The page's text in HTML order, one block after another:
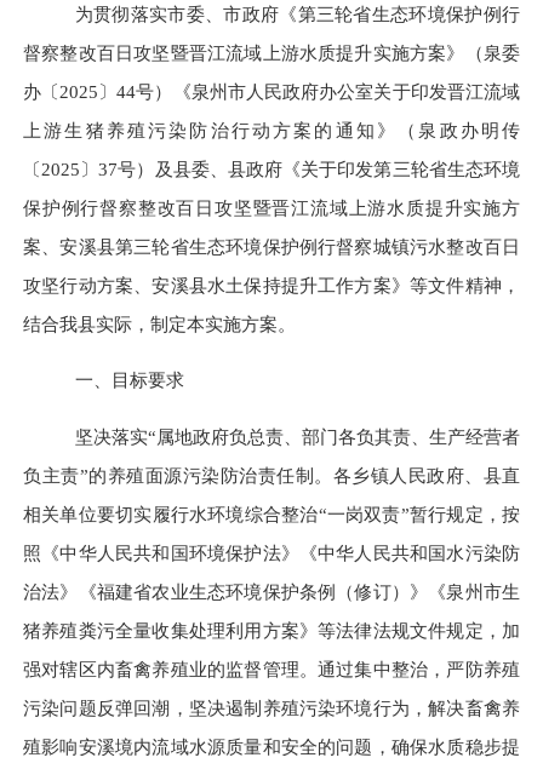
为贯彻落实市委、市政府 《第三轮省生态环境保护例行
督察整改百日攻坚暨晋江流域上游水质提升实施方案》（泉委
办〔2025〕44号）
《泉州市人民政府办公室关于印发晋江流域
上游生猪养殖污染防治行动方案的通知》
（泉 政办明传
〔2025〕37号） 及县委、县政府《关于印发第三轮省生态环境
保护例行督察整改百日攻坚暨晋江流域上游水质提升实施方
案 、安溪县第三轮省生态环境保护例行督察城镇污水整改百日
攻坚行动方案、安溪县水土保持提升工作方案》等文件精神 ，
结合我县实际，制定本实施方案。
一、目标要求
坚决落实“属地政府负总责、部门各负其责、生产经营者
负主责”的养殖面源污染防治责任制。各乡镇人民政府、县直
相关单位要切实履行水环境综合整治“一岗双责”暂行规定，按
照《中华人民共和国环境保护法》《中华人民共和国水污染防
治法》《福建省农业生态环境保护条例（修订）》《泉州市生
猪养殖粪污全量收集处理利用方案》等法律法规文件规定，加
强对辖区内畜禽养殖业的监督管理。通过集中整治，严防养殖
污染问题反弹回潮，坚决遏制养殖污染环境行为，解决畜禽养
殖影响安溪境内流域水源质量和安全的问题，确保水质稳步提